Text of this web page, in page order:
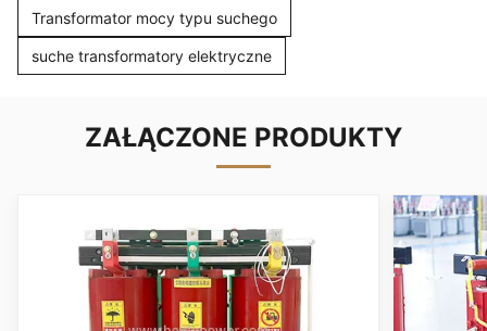
Transformator mocy typu suchego
suche transformatory elektryczne
ZAŁĄCZONE PRODUKTY